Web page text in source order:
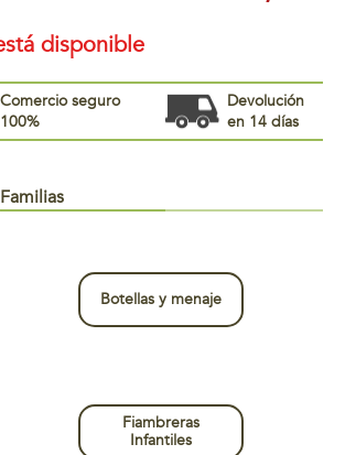
disponible
Comercio seguro
100%
Devolución
en 14 días
Familias
Botellas y menaje
Fiambreras
Infantiles